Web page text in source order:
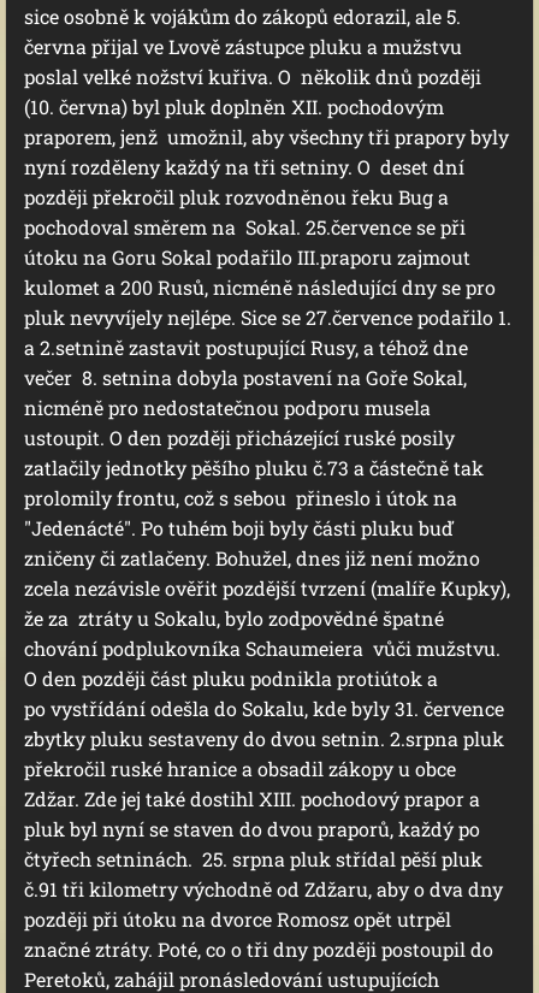
sice osobně k vojákům do zákopů edorazil, ale 5.
června přijal ve Lvově zástupce pluku a mužstvu
poslal velké nožství kuřiva. O několik dnů později
(10. června) byl pluk doplněn XII. pochodovým
praporem, jenž umožnil, aby všechny tři prapory byly
nyní rozděleny každý na tři setniny. O deset dní
později překročil pluk rozvodněnou řeku Bug a
pochodoval směrem na Sokal. 25.července se při
útoku na Goru Sokal podařilo III.praporu zajmout
kulomet a 200 Rusů, nicméně následující dny se pro
pluk nevyvíjely nejlépe. Sice se 27.července podařilo 1.
a 2.setnině zastavit postupující Rusy, a téhož dne
večer 8. setnina dobyla postavení na Goře Sokal,
nicméně pro nedostatečnou podporu musela
ustoupit. O den později přicházející ruské posily
zatlačily jednotky pěšího pluku č.73 a částečně tak
prolomily frontu, což s sebou přineslo i útok na
"Jedenácté". Po tuhém boji byly části pluku buď
zničeny či zatlačeny. Bohužel, dnes již není možno
zcela nezávisle ověřit pozdější tvrzení (malíře Kupky),
že za ztráty u Sokalu, bylo zodpovědné špatné
chování podplukovníka Schaumeiera vůči mužstvu.
O den později část pluku podnikla protiútok a
po vystřídání odešla do Sokalu, kde byly 31. července
zbytky pluku sestaveny do dvou setnin. 2.srpna pluk
překročil ruské hranice a obsadil zákopy u obce
Zdžar. Zde jej také dostihl XIII. pochodový prapor a
pluk byl nyní se staven do dvou praporů, každý po
čtyřech setninách. 25. srpna pluk střídal pěší pluk
č.91 tři kilometry východně od Zdžaru, aby o dva dny
později při útoku na dvorce Romosz opět utrpěl
značné ztráty. Poté, co o tři dny později postoupil do
Peretoků, zahájil pronásledování ustupujících